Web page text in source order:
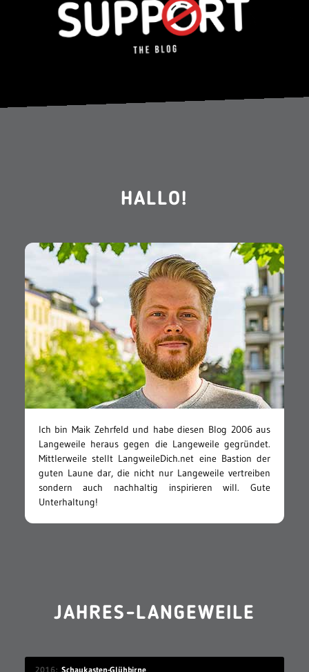
HALLO!
Ich bin Maik Zehrfeld und habe diesen Blog 2006 aus
Langeweile heraus gegen die Langeweile gegründet.
Mittlerweile stellt LangweileDich.net eine Bastion der
guten Laune dar, die nicht nur Langeweile vertreiben
sondern auch nachhaltig inspirieren will. Gute
Unterhaltung!
JAHRES-LANGEWEILE
2016 Schaukasten-Glühbirne